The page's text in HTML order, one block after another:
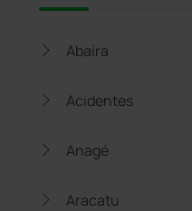
Abaíra
Acidentes
Anagé
Aracatu